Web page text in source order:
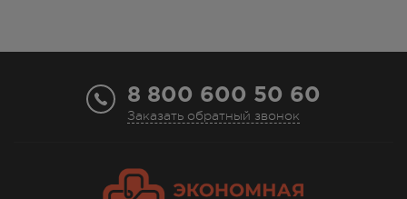
8 800 600 50 60
Заказать обратный звонок